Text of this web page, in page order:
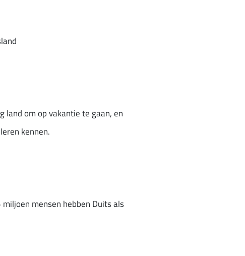
land om op vakantie te gaan, en
kennen.
mensen hebben Duits als